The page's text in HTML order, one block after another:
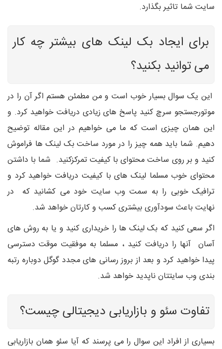
سایت شما تاثیر بگذارد.
برای ایجاد بک لینک های بیشتر چه کار
می توانید بکنید؟
این یک سوال بسیار خوب است و من مطمئن هستم اگر آن را در
موتورجستجو سرچ کنید پاسخ های زیادی دریافت خواهید کرد. و
این همان چیزی است که ما می خواهیم در این مقاله توضیح
دهیم. شما باید همه چیز را در مورد ساخت بک لینک ها فراموش
کنید و بر روی ساخت محتوای با کیفیت تمرکزکنید. شما با داشتن
محتوای خوب مسلما لینک های با کیفیت دریافت خواهید کرد و
ترافیک خوبی را به سمت وب سایت خود می کشانید که در
نهایت باعث سودآوری بیشتری کسب و کارتان خواهد شد.
اگر سعی کنید که بک لینک ها را خریداری کنید و یا به روش های
آسان آنها را دریافت کنید ، مسلما به موفقیت موقت دسترسی
پیدا خواهید کرد و بعد از بروز رسانی های مجدد گوگل دوباره رتبه
بندی وب سایتتان ناپدید خواهد شد.
تفاوت سئو و بازاریابی دیجیتالی چیست؟
بسیاری از افراد این سوال را می پرسند که آیا سئو همان بازاریابی